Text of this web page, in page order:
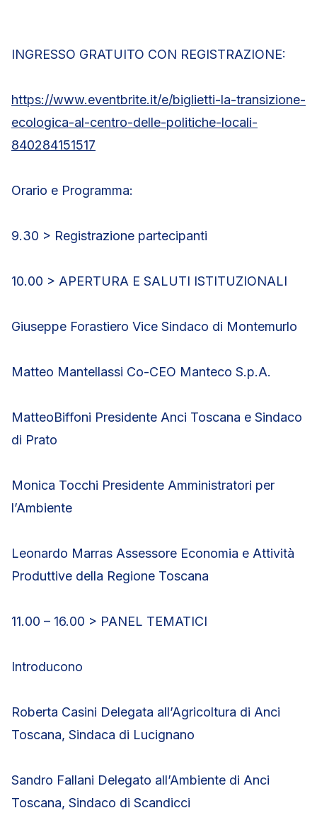
INGRESSO GRATUITO CON REGISTRAZIONE:
https://www.eventbrite.it/e/biglietti-la-transizione-
ecologica-al-centro-delle-politiche-locali-
840284151517
Orario e Programma:
9.30 > Registrazione partecipanti
10.00 > APERTURA E SALUTI ISTITUZIONALI
Giuseppe Forastiero Vice Sindaco di Montemurlo
Matteo Mantellassi Co-CEO Manteco S.p.A.
MatteoBiffoni Presidente Anci Toscana e Sindaco
di Prato
Monica Tocchi Presidente Amministratori per
l’Ambiente
Leonardo Marras Assessore Economia e Attività
Produttive della Regione Toscana
11.00 – 16.00 > PANEL TEMATICI
Introducono
Roberta Casini Delegata all’Agricoltura di Anci
Toscana, Sindaca di Lucignano
Sandro Fallani Delegato all’Ambiente di Anci
Toscana, Sindaco di Scandicci